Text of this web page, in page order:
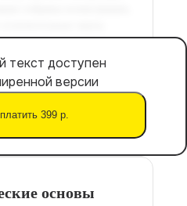
текст доступен
версии
399 р.
основы